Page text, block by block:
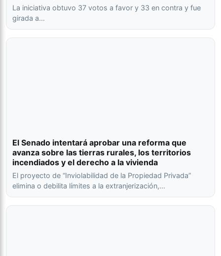
La iniciativa obtuvo 37 votos a favor y 33 en contra y fue
girada a…
El Senado intentará aprobar una reforma que
avanza sobre las tierras rurales, los territorios
incendiados y el derecho a la vivienda
El proyecto de “Inviolabilidad de la Propiedad Privada”
elimina o debilita límites a la extranjerización,…